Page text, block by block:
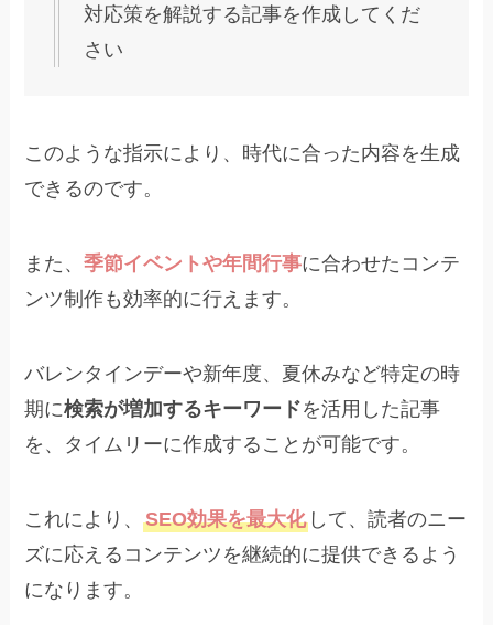
対応策を解説する記事を作成してくだ
さい
このような指示により、時代に合った内容を生成
できるのです。
また、季節イベントや年間行事に合わせたコンテ
ンツ制作も効率的に行えます。
バレンタインデーや新年度、夏休みなど特定の時
期に検索が増加するキーワードを活用した記事
を、タイムリーに作成することが可能です。
これにより、SEO効果を最大化 して、読者のニー
ズに応えるコンテンツを継続的に提供できるよう
になります。